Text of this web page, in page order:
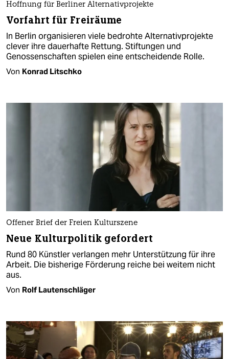
Hoffnung für Berliner Alternativprojekte
Vorfahrt für Freiräume
In Berlin organisieren viele bedrohte Alternativprojekte
clever ihre dauerhafte Rettung. Stiftungen und
Genossenschaften spielen eine entscheidende Rolle.
Von Konrad Litschko
Offener Brief der Freien Kulturszene
Neue Kulturpolitik gefordert
Rund 80 Künstler verlangen mehr Unterstützung für ihre
Arbeit. Die bisherige Förderung reiche bei weitem nicht
aus.
Von Rolf Lautenschläger